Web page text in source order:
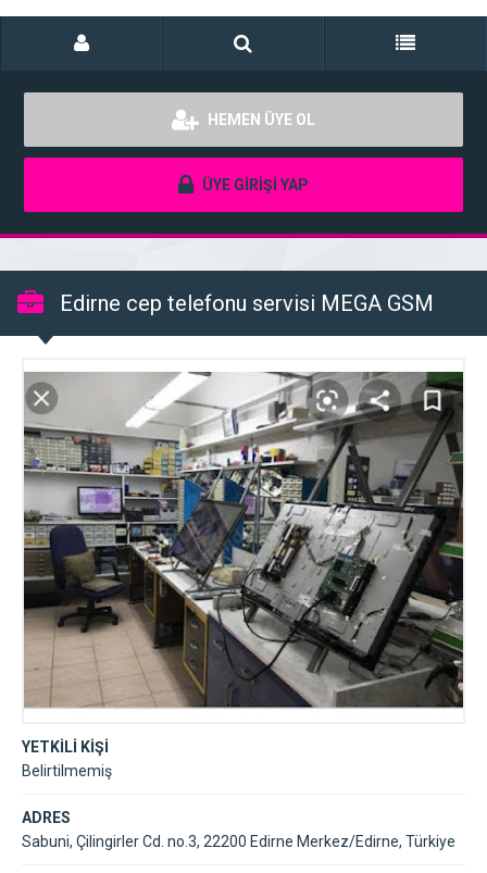
HEMEN ÜYE OL
ÜYE GİRİŞİ YAP
Edirne cep telefonu servisi MEGA GSM
YETKİLİ KİŞİ
Belirtilmemiş
ADRES
Sabuni, Çilingirler Cd. no.3, 22200 Edirne Merkez/Edirne, Türkiye